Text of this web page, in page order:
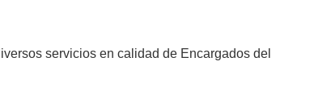
servicios en calidad de Encargados del